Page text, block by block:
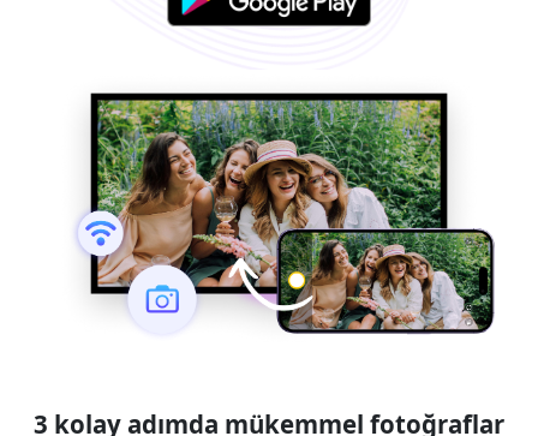
3 kolay adımda mükemmel fotoğraflar